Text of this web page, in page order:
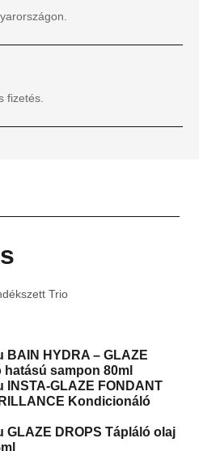
fizetés.
Trio
BAIN HYDRA – GLAZE
sampon 80ml
INSTA-GLAZE FONDANT
Kondicionáló
GLAZE DROPS Tápláló olaj